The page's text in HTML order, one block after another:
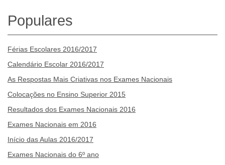
Populares
Férias Escolares 2016/2017
Calendário Escolar 2016/2017
As Respostas Mais Criativas nos Exames Nacionais
Colocações no Ensino Superior 2015
Resultados dos Exames Nacionais 2016
Exames Nacionais em 2016
Início das Aulas 2016/2017
Exames Nacionais do 6º ano